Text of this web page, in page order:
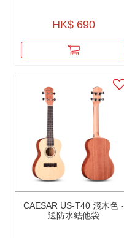
HK$ 690
CAESAR US-T40 淺木色 -
送防水結他袋